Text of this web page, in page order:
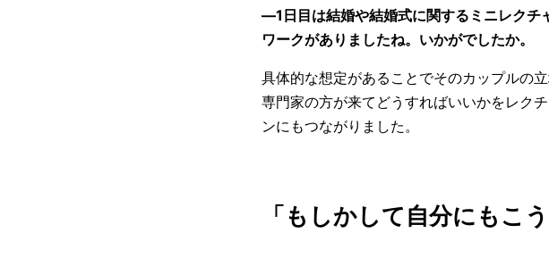
―1日目は結婚や結婚式に関するミニレクチ
ワークがありましたね。いかがでしたか。
具体的な想定があることでそのカップルの
専門家の方が来てどうすればいいかをレク
ンにもつながりました。
「もしかして自分にもこ